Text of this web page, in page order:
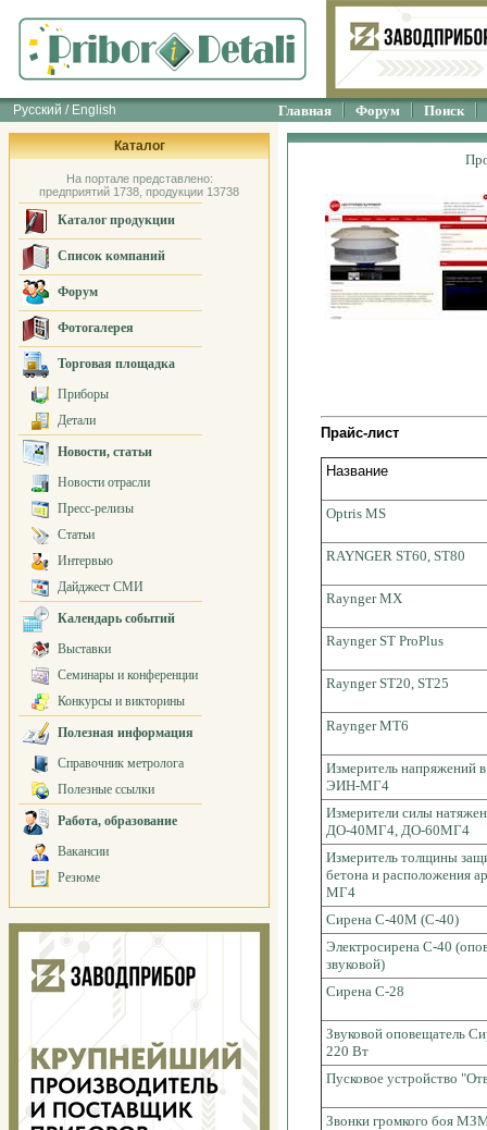
Русский / English Главная Форум Поиск
Каталог
На портале представлено:
предприятий 1738, продукции 13738
Каталог продукции
Список компаний
Форум
Фотогалерея
Торговая площадка
Приборы
Детали
Новости, статьи
Новости отрасли
Пресс-релизы
Статьи
Интервью
Дайджест СМИ
Календарь событий
Выставки
Семинары и конференции
Конкурсы и викторины
Полезная информация
Справочник метролога
Полезные ссылки
Работа, образование
Вакансии
Резюме
Прайс-лист
Название
Optris MS
RAYNGER ST60, ST80
Raynger МХ
Raynger ST ProPlus
Raynger ST20, ST25
Raynger MT6
Измеритель напряжений
ЭИН-МГ4
Измерители силы
ДО-40МГ4, ДО-60МГ4
Измеритель толщины
бетона и расположения
МГ4
Сирена С-40М (С-40)
Электросирена С-40
звуковой)
Сирена С-28
Звуковой оповещатель
220 Вт
Пусковое устройство
Звонки громкого боя